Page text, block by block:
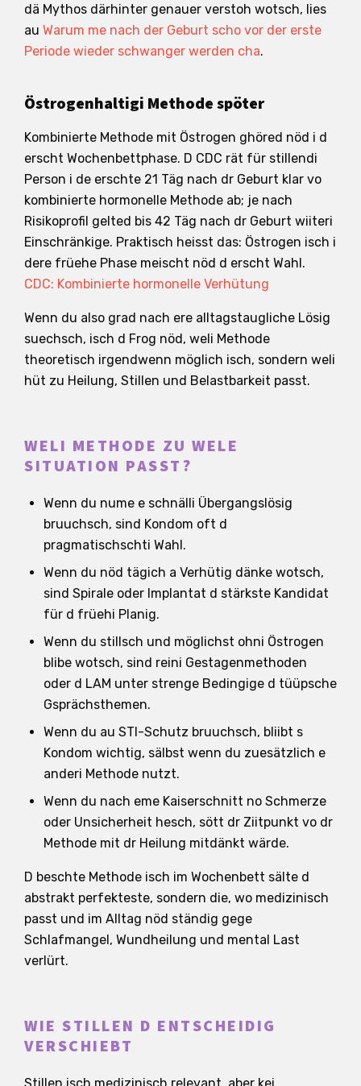
dä Mythos därhinter genauer verstoh wotsch, lies
au Warum me nach der Geburt scho vor der erste
Periode wieder schwanger werden cha.
Östrogenhaltigi Methode spöter
Kombinierte Methode mit Östrogen ghöred nöd i d
erscht Wochenbettphase. D CDC rät für stillendi
Person i de erschte 21 Täg nach dr Geburt klar vo
kombinierte hormonelle Methode ab; je nach
Risikoprofil gelted bis 42 Täg nach dr Geburt wiiteri
Einschränkige. Praktisch heisst das: Östrogen isch i
dere früehe Phase meischt nöd d erscht Wahl.
CDC: Kombinierte hormonelle Verhütung
Wenn du also grad nach ere alltagstaugliche Lösig
suechsch, isch d Frog nöd, weli Methode
theoretisch irgendwenn möglich isch, sondern weli
hüt zu Heilung, Stillen und Belastbarkeit passt.
WELI METHODE ZU WELE
SITUATION PASST?
Wenn du nume e schnälli Übergangslösig
bruuchsch, sind Kondom oft d
pragmatischschti Wahl.
Wenn du nöd tägich a Verhütig dänke wotsch,
sind Spirale oder Implantat d stärkste Kandidat
für d früehi Planig.
Wenn du stillsch und möglichst ohni Östrogen
blibe wotsch, sind reini Gestagenmethoden
oder d LAM unter strenge Bedingige d tüüpsche
Gsprächsthemen.
Wenn du au STI-Schutz bruuchsch, bliibt s
Kondom wichtig, sälbst wenn du zuesätzlich e
anderi Methode nutzt.
Wenn du nach eme Kaiserschnitt no Schmerze
oder Unsicherheit hesch, sött dr Ziitpunkt vo dr
Methode mit dr Heilung mitdänkt wärde.
D beschte Methode isch im Wochenbett sälte d
abstrakt perfekteste, sondern die, wo medizinisch
passt und im Alltag nöd ständig gege
Schlafmangel, Wundheilung und mental Last
verlürt.
WIE STILLEN D ENTSCHEIDIG
VERSCHIEBT
Stillen isch medizinisch relevant, aber kei